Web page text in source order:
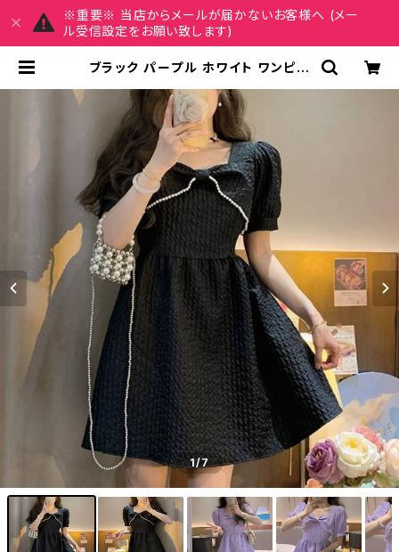
※重要※ 当店からメールが届かないお客様へ (メー
ル受信設定をお願い致します)
ブラック パープル ホワイト ワンピー
ール リボンデザイン Aライン フェミ
ニン ガーリー 韓国ファッション 春 夏
秋 デート 通学 カフェ お呼ばれ 清楚
ガーリーコーデ 可愛い きれいめ 人気
トレンド 高見え シンプル エレガント
C-OSS0203 | REIRSE レイルセ
20代,30代,40代 レディースファッ
ション 通販
1/7